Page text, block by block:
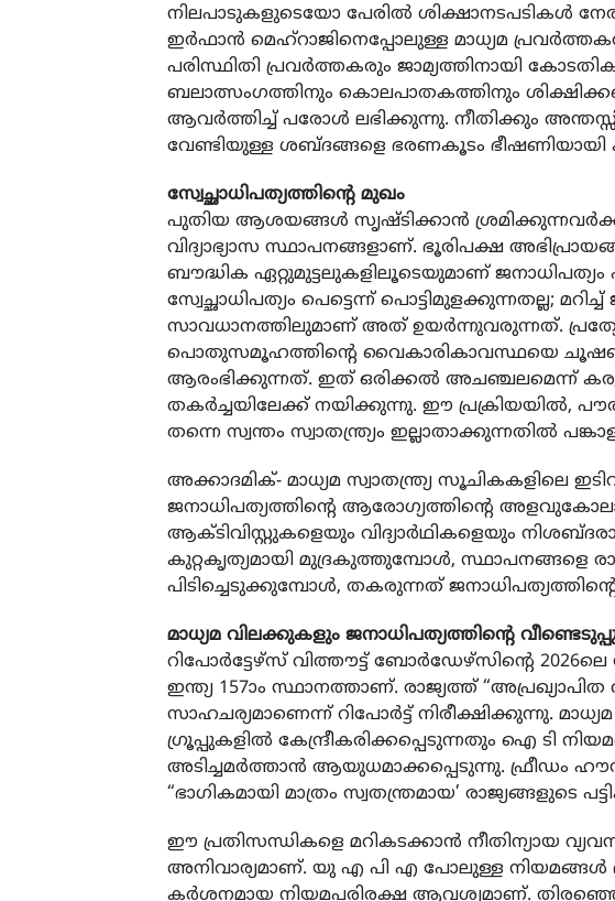
നിലപാടുകളുടെയോ പേരില്‍ ശിക്ഷാനടപടികള്‍
ഇര്‍ഫാന്‍ മെഹ്‌റാജിനെപ്പോലുള്ള മാധ്യമ
പരിസ്ഥിതി പ്രവര്‍ത്തകരും ജാമ്യത്തിനായി
ബലാത്സംഗത്തിനും കൊലപാതകത്തിനും
ആവര്‍ത്തിച്ച് പരോള്‍ ലഭിക്കുന്നു. നീതിക്കും
വേണ്ടിയുള്ള ശബ്ദങ്ങളെ ഭരണകൂടം ഭീഷണിയായി
സ്വേച്ഛാധിപത്യത്തിന്റെ മുഖം
പുതിയ ആശയങ്ങള്‍ സൃഷ്ടിക്കാന്‍
വിദ്യാഭ്യാസ സ്ഥാപനങ്ങളാണ്. ഭൂരിപക്ഷ
ബൗദ്ധിക ഏറ്റുമുട്ടലുകളിലൂടെയുമാണ് ജനാധിപത്യം
സ്വേച്ഛാധിപത്യം പെട്ടെന്ന് പൊട്ടിമുളക്കുന്നതല്ല;
സാവധാനത്തിലുമാണ് അത് ഉയര്‍ന്നുവരുന്നത്.
പൊതുസമൂഹത്തിന്റെ വൈകാരികാവസ്ഥയെ
ആരംഭിക്കുന്നത്. ഇത് ഒരിക്കല്‍ അചഞ്ചലമെന്ന്
തകര്‍ച്ചയിലേക്ക് നയിക്കുന്നു. ഈ പ്രക്രിയയില്‍,
തന്നെ സ്വന്തം സ്വാതന്ത്ര്യം ഇല്ലാതാക്കുന്നതില്‍
അക്കാദമിക്- മാധ്യമ സ്വാതന്ത്ര്യ സൂചികകളിലെ
ജനാധിപത്യത്തിന്റെ ആരോഗ്യത്തിന്റെ
ആക്ടിവിസ്റ്റുകളെയും വിദ്യാര്‍ഥികളെയും
കുറ്റകൃത്യമായി മുദ്രകുത്തുമ്പോള്‍, സ്ഥാപനങ്ങളെ
പിടിച്ചെടുക്കുമ്പോള്‍, തകരുന്നത്
മാധ്യമ വിലക്കുകളും ജനാധിപത്യത്തിന്റെ
റിപോര്‍ട്ടേഴ്‌സ് വിത്തൗട്ട് ബോര്‍ഡേഴ്‌സിന്റെ
ഇന്ത്യ 157ാം സ്ഥാനത്താണ്. രാജ്യത്ത്
സാഹചര്യമാണെന്ന് റിപോര്‍ട്ട് നിരീക്ഷിക്കുന്നു.
ഗ്രൂപ്പുകളില്‍ കേന്ദ്രീകരിക്കപ്പെടുന്നതും ഐ ടി
അടിച്ചമര്‍ത്താന്‍ ആയുധമാക്കപ്പെടുന്നു. ഫ്രീഡം
“ഭാഗികമായി മാത്രം സ്വതന്ത്രമായ’ രാജ്യങ്ങളുടെ
ഈ പ്രതിസന്ധികളെ മറികടക്കാന്‍ നീതിന്യായ
അനിവാര്യമാണ്. യു എ പി എ പോലുള്ള
കര്‍ശനമായ നിയമപരിരക്ഷ ആവശ്യമാണ്.